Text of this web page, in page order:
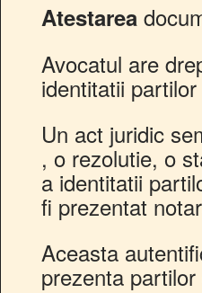
Atestarea
Avocatul are
identitatii
Un act juridic
, o rezolutie, o
a identitatii
fi prezentat
Aceasta
prezenta